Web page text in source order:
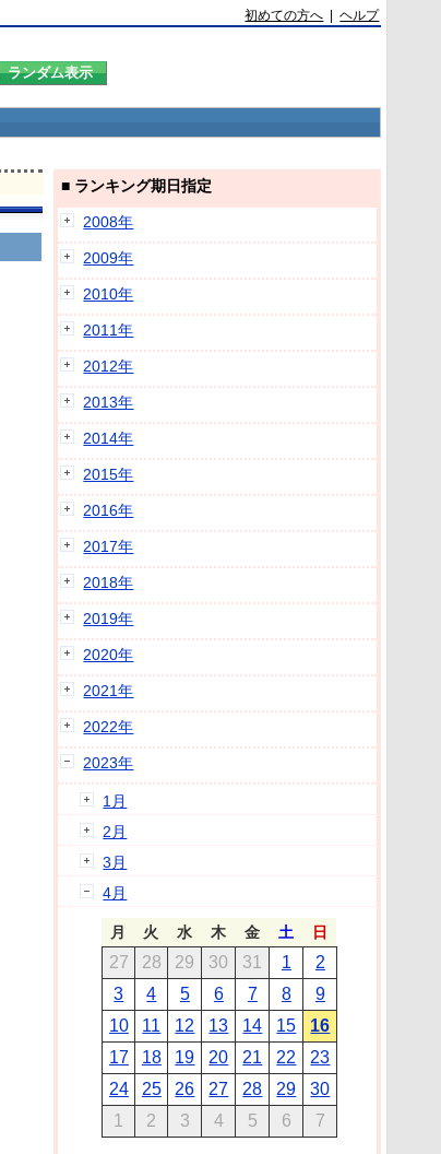
初めての方へ |ヘルプ
■ ランキング期日指定
2008年
2009年
2010年
2011年
2012年
2013年
2014年
2015年
2016年
2017年
2018年
2019年
2020年
2021年
2022年
2023年
1月
2月
3月
4月
月 火 水 木 金 土 日
27 28 29 30 31 1
2
3
4 5 6 7 8
9
10
11 12 13 14 15
16
17
18 19 20 21 22
23
24
25 26 27 28 29
30
1
2 3 4 5 6 7